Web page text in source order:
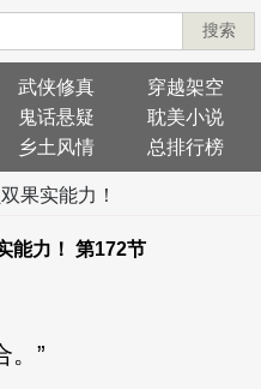
搜索
武侠修真
穿越架空
鬼话悬疑
耽美小说
乡土风情 总排行榜
果实能力！
能力！ 第172节
。”